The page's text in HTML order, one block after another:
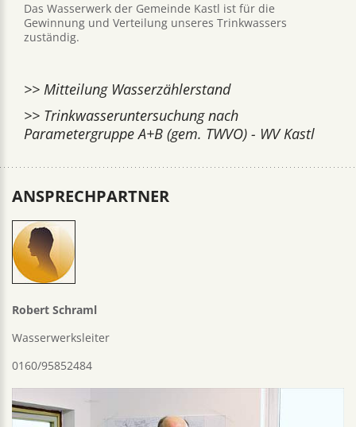
Das Wasserwerk der Gemeinde Kastl ist für die
Gewinnung und Verteilung unseres Trinkwassers
zuständig.
>> Mitteilung Wasserzählerstand
>> Trinkwasseruntersuchung nach
Parametergruppe A+B (gem. TWVO) - WV Kastl
ANSPRECHPARTNER
Robert Schraml
Wasserwerksleiter
0160/95852484